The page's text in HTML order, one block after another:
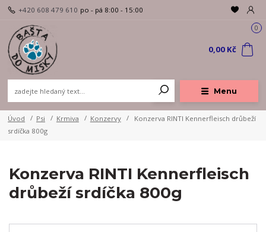
Menu
+420 608 479 610 po - pá 8:00 - 15:00
0
0,00 Kč
Úvod Psi Krmiva Konzervy
Konzerva RINTI Kennerfleisch drůbeží
srdíčka 800g
Konzerva RINTI Kennerfleisch
drůbeží srdíčka 800g